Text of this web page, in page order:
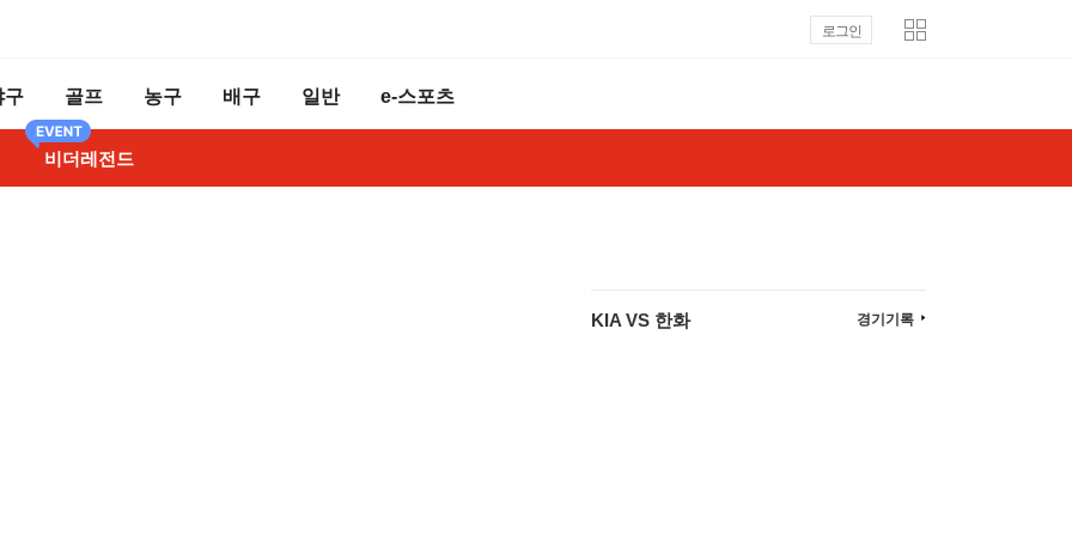
로그인
구 골프 농구 배구 일반 e-스포츠
비더레전드
KIA VS 한화 경기기록